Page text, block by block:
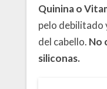
Quinina o
pelo debilitado
del cabello. No
siliconas.